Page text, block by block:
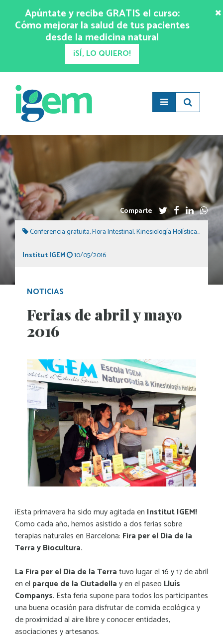
Apúntate y recibe GRATIS el curso:
Cómo mejorar la salud de tus pacientes
desde la medicina natural
¡SÍ, LO QUIERO!
Comparte
Conferencia gratuita,Flora Intestinal,Kinesiología Holística,
Institut IGEM 10/05/2016
NOTICIAS
Ferias de abril y mayo
2016
¡Esta primavera ha sido muy agitada en Institut IGEM!
Como cada año, hemos asistido a dos ferias sobre
terapias naturales en Barcelona: Fira per el Dia de la
Terra y Biocultura.
La Fira per el Dia de la Terratuvo lugar el 16 y 17 de abril
en el parque de la Ciutadellay en el paseo Lluís
Companys. Esta feria supone para todos los participantes
una buena ocasión para disfrutar de comida ecológica y
de proximidad al aire libre y conocer entidades,
asociaciones y artesanos.